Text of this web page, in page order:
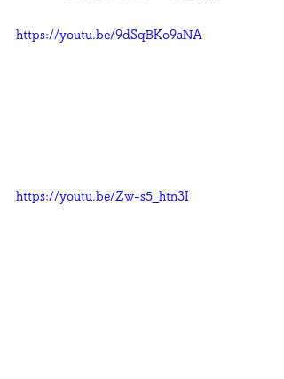
https://youtu.be/9dSqBKo9aNA
https://youtu.be/Zw-s5_htn3I